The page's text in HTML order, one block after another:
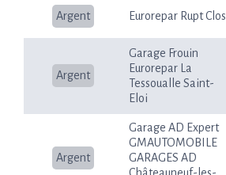
Argent Eurorepar Rupt Clos
Argent
Garage Frouin
Eurorepar La
Tessoualle Saint-
Eloi
Argent
Garage AD Expert
GMAUTOMOBILE
GARAGES AD